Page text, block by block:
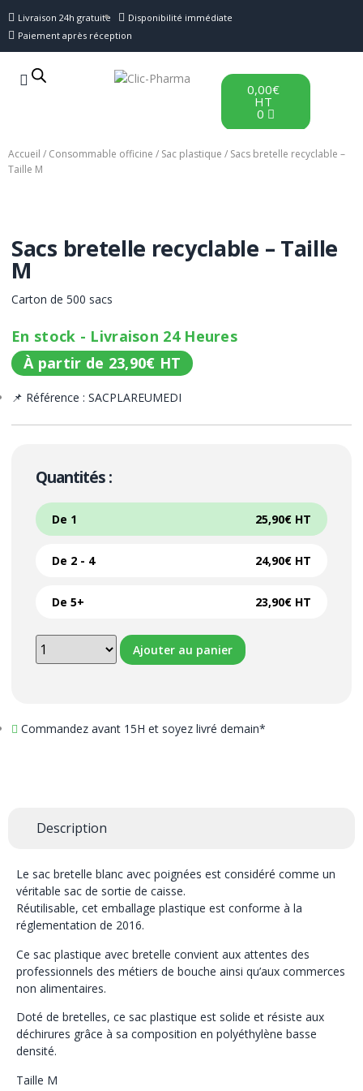
Livraison 24h gratuite
Disponibilité immédiate
Paiement après réception
0,00€
HT
0
Accueil / Consommable officine / Sac plastique / Sacs bretelle recyclable –
Taille M
Sacs bretelle recyclable – Taille
M
Carton de 500 sacs
En stock - Livraison 24 Heures
À partir de 23,90€ HT
📌 Référence : SACPLAREUMEDI
Quantités :
De 1 25,90€ HT
De 2 - 4 24,90€ HT
De 5+ 23,90€ HT
Ajouter au panier
Commandez avant 15H et soyez livré demain*
Description
Le sac bretelle blanc avec poignées est considéré comme un
véritable sac de sortie de caisse.
Réutilisable, cet emballage plastique est conforme à la
réglementation de 2016.
Ce sac plastique avec bretelle convient aux attentes des
professionnels des métiers de bouche ainsi qu’aux commerces
non alimentaires.
Doté de bretelles, ce sac plastique est solide et résiste aux
déchirures grâce à sa composition en polyéthylène basse
densité.
Taille M